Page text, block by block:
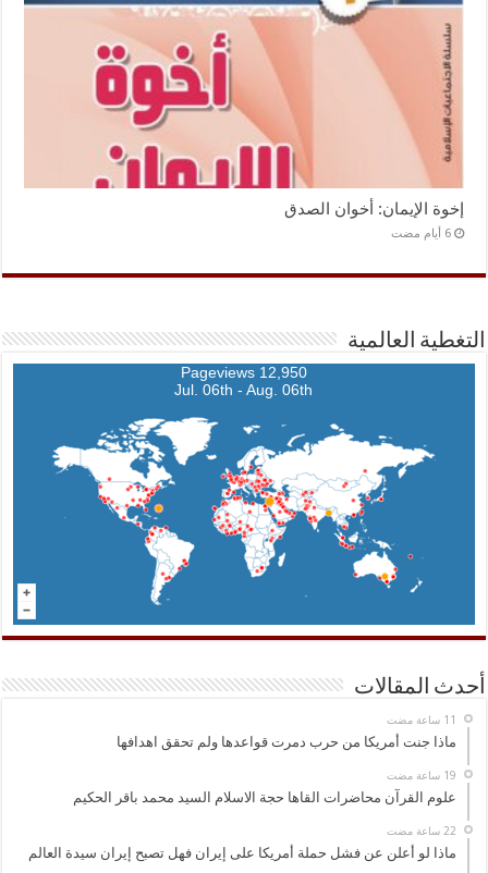
إخوة الإيمان: أخوان الصدق
‏6 أيام مضت
التغطية العالمية
12,950 Pageviews
Jul. 06th - Aug. 06th
أحدث المقالات
ماذا جنت أمريكا من حرب دمرت قواعدها ولم تحقق اهدافها
علوم القرآن محاضرات القاها حجة الاسلام السيد محمد باقر الحكيم
ماذا لو أعلن عن فشل حملة أمريكا على إيران فهل تصبح إيران سيدة العالم